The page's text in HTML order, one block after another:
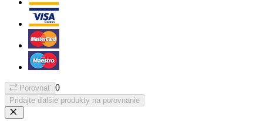
Porovnať 0
Pridajte ďalšie produkty na porovnanie